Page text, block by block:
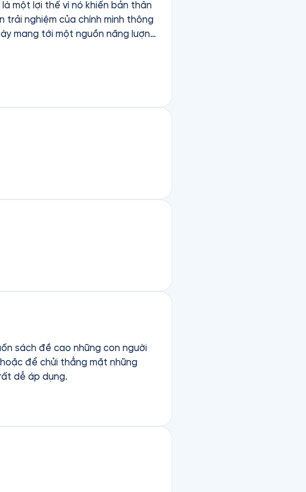
một lợi thế vì nó khiến bản thân
trải nghiệm của chính mình thông
mang tới một nguồn năng lượng
được sự phong độ kiên nhẫn
ngừng nâng cấp bản thân bằng
đến cuộc đời này mà không có
sách đề cao những con người
để chửi thẳng mặt những
dễ áp dụng.